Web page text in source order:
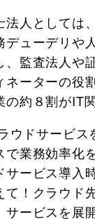
法人としては
デューデリや
、監査法人や
ネーターの役
約８割がIT関
ウドサービス
で業務効率化
サービス導入
て！クラウド
サービスを展